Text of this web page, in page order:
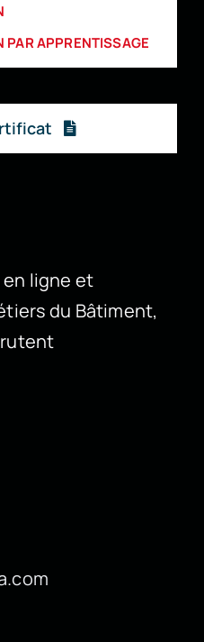
PAR APPRENTISSAGE
ligne et
du Bâtiment,